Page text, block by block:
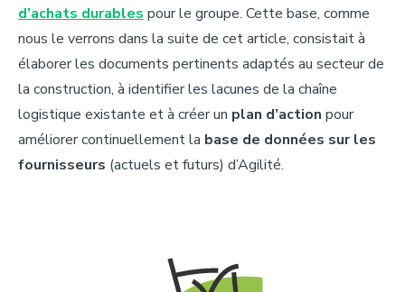
d’achats durables pour le groupe. Cette base, comme
nous le verrons dans la suite de cet article, consistait à
élaborer les documents pertinents adaptés au secteur de
la construction, à identifier les lacunes de la chaîne
logistique existante et à créer un plan d’action pour
améliorer continuellement la base de données sur les
fournisseurs (actuels et futurs) d’Agilité.